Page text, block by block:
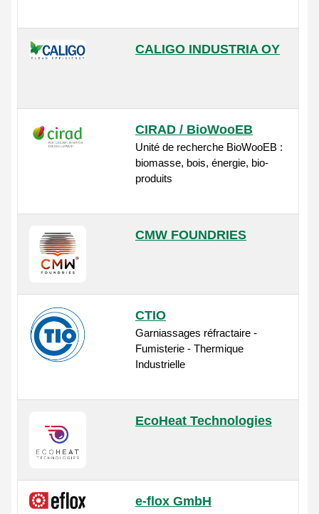
CALIGO INDUSTRIA OY
CIRAD / BioWooEB
Unité de recherche BioWooEB :
biomasse, bois, énergie, bio-
produits
CMW FOUNDRIES
CTIO
Garniassages réfractaire -
Fumisterie - Thermique
Industrielle
EcoHeat Technologies
e-flox GmbH